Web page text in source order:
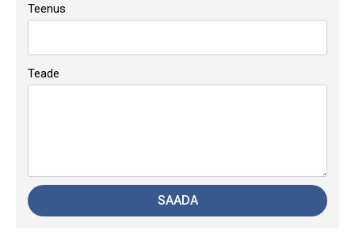
Teenus
Teade
SAADA